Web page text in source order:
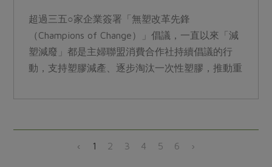
超過三五○家企業簽署「無塑改革先鋒
（Champions of Change）」倡議，一直以來「減
塑減廢」都是主婦聯盟消費合作社持續倡議的行
動，支持塑膠減產、逐步淘汰一次性塑膠，推動重
‹ 1 2 3 4 5 6 ›